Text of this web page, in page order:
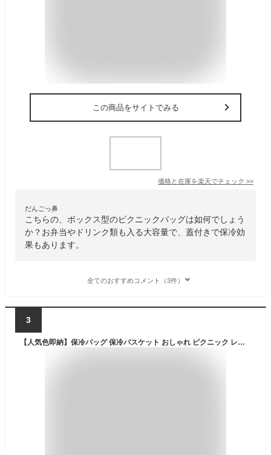
この商品をサイトでみる
価格と在庫を楽天でチェック >>
だんごっ鼻
こちらの、ボックス型のピクニックバッグは如何でしょう
か？お弁当やドリンク類も入る大容量で、蓋付きで保冷効
果もあります。
全てのおすすめコメント（3件）
3
【人気色即納】保冷バッグ 保冷バスケット おしゃれ ピクニック レジカゴ型 エコバッグ レジカゴ 買い物かご バスケット 運動会 ランチボックス ショッピングカート 折りたたみ クーラーバスケット 保冷 保温 バッグ かごバッグ